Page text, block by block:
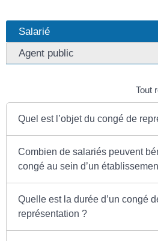
Salarié
Agent public
Tout
Quel est l’objet du congé de
Combien de salariés peuvent
congé au sein d’un
Quelle est la durée d’un congé
représentation ?